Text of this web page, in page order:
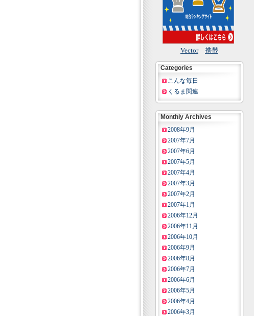
Vector 携帯
Categories
こんな毎日
くるま関連
Monthly Archives
2008年9月
2007年7月
2007年6月
2007年5月
2007年4月
2007年3月
2007年2月
2007年1月
2006年12月
2006年11月
2006年10月
2006年9月
2006年8月
2006年7月
2006年6月
2006年5月
2006年4月
2006年3月